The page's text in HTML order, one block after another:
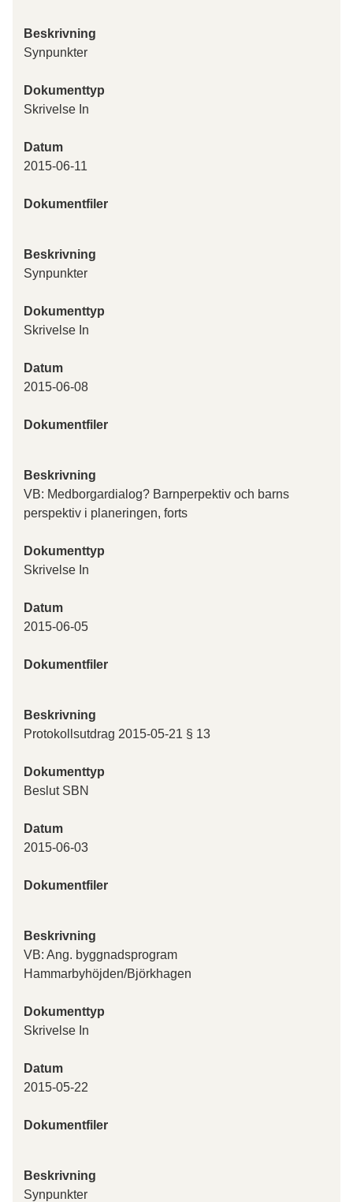
Beskrivning
Synpunkter
Dokumenttyp
Skrivelse In
Datum
2015-06-11
Dokumentfiler
Beskrivning
Synpunkter
Dokumenttyp
Skrivelse In
Datum
2015-06-08
Dokumentfiler
Beskrivning
VB: Medborgardialog? Barnperpektiv och barns
perspektiv i planeringen, forts
Dokumenttyp
Skrivelse In
Datum
2015-06-05
Dokumentfiler
Beskrivning
Protokollsutdrag 2015-05-21 § 13
Dokumenttyp
Beslut SBN
Datum
2015-06-03
Dokumentfiler
Beskrivning
VB: Ang. byggnadsprogram
Hammarbyhöjden/Björkhagen
Dokumenttyp
Skrivelse In
Datum
2015-05-22
Dokumentfiler
Beskrivning
Synpunkter